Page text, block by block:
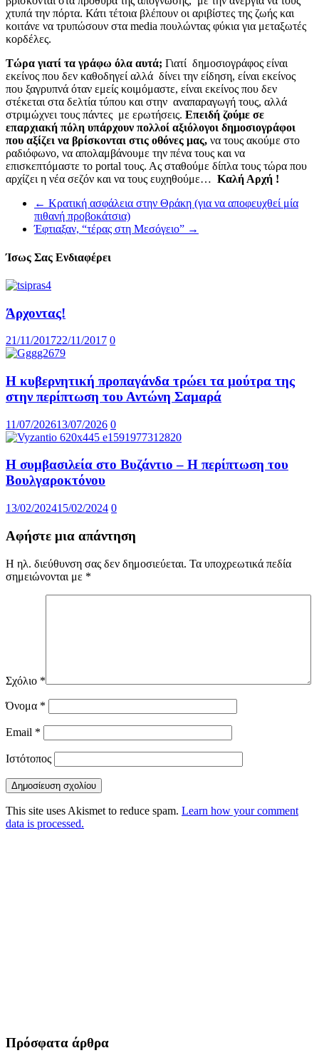
χτυπά την πόρτα. Κάτι τέτοια βλέπουν οι αριβίστες της ζωής και
κοιτάνε να τρυπώσουν στα media πουλώντας φύκια για μεταξωτές
κορδέλες.
Τώρα γιατί τα γράφω όλα αυτά; Γιατί δημοσιογράφος είναι
εκείνος που δεν καθοδηγεί αλλά δίνει την είδηση, είναι εκείνος
που ξαγρυπνά όταν εμείς κοιμόμαστε, είναι εκείνος που δεν
στέκεται στα δελτία τύπου και στην αναπαραγωγή τους, αλλά
στριμώχνει τους πάντες με ερωτήσεις. Επειδή ζούμε σε
επαρχιακή πόλη υπάρχουν πολλοί αξιόλογοι δημοσιογράφοι
που αξίζει να βρίσκονται στις οθόνες μας, να τους ακούμε στο
ραδιόφωνο, να απολαμβάνουμε την πένα τους και να
επισκεπτόμαστε το portal τους. Ας σταθούμε δίπλα τους τώρα που
αρχίζει η νέα σεζόν και να τους ευχηθούμε… Καλή Αρχή !
← Κρατική ασφάλεια στην Θράκη (για να αποφευχθεί μία
πιθανή προβοκάτσια)
Έφτιαξαν, “τέρας στη Μεσόγειο” →
Ίσως Σας Ενδιαφέρει
Άρχοντας!
21/11/201722/11/2017 0
Η κυβερνητική προπαγάνδα τρώει τα μούτρα της
στην περίπτωση του Αντώνη Σαμαρά
11/07/202613/07/2026 0
Η συμβασιλεία στο Βυζάντιο – Η περίπτωση του
Βουλγαροκτόνου
13/02/202415/02/2024 0
Αφήστε μια απάντηση
Η ηλ. διεύθυνση σας δεν δημοσιεύεται. Τα υποχρεωτικά πεδία
σημειώνονται με *
Σχόλιο *
Όνομα *
Email *
Ιστότοπος
This site uses Akismet to reduce spam. Learn how your comment
data is processed.
Πρόσφατα άρθρα